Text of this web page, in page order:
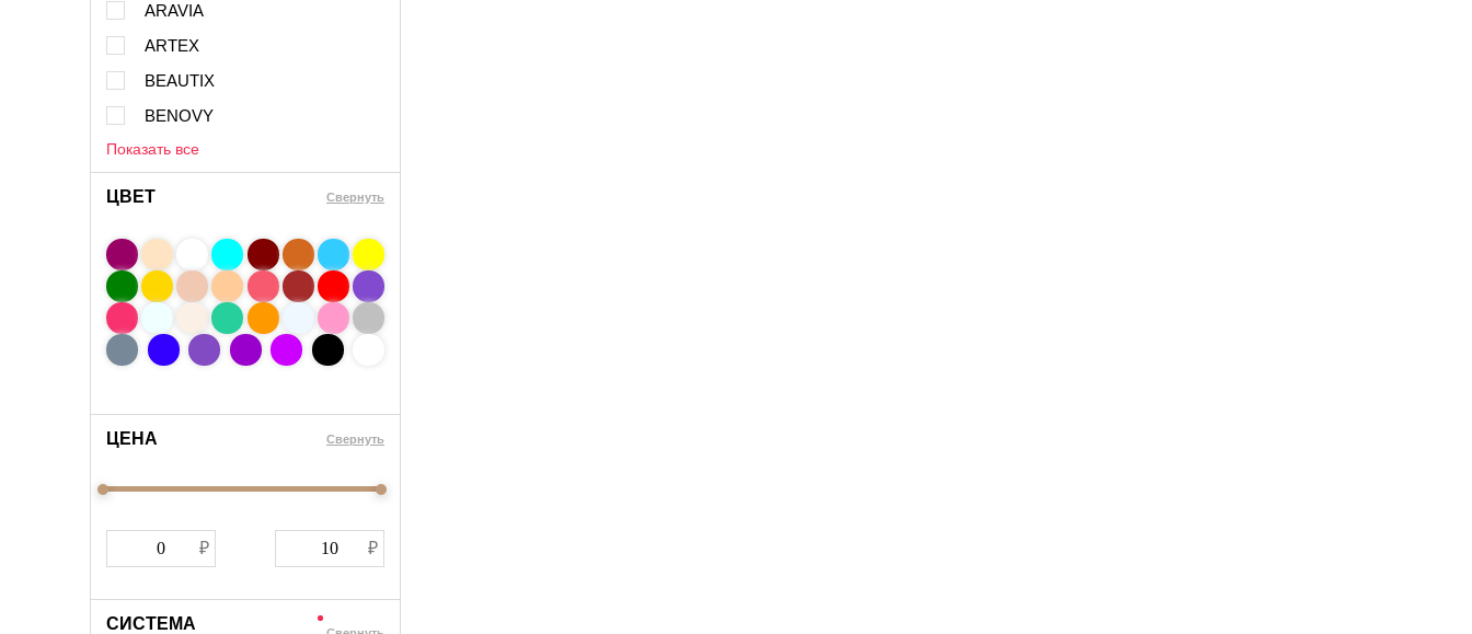
ARAVIA
ARTEX
BEAUTIX
BENOVY
Показать все
ЦВЕТ Свернуть
ЦЕНА Cвернуть
СИСТЕМА